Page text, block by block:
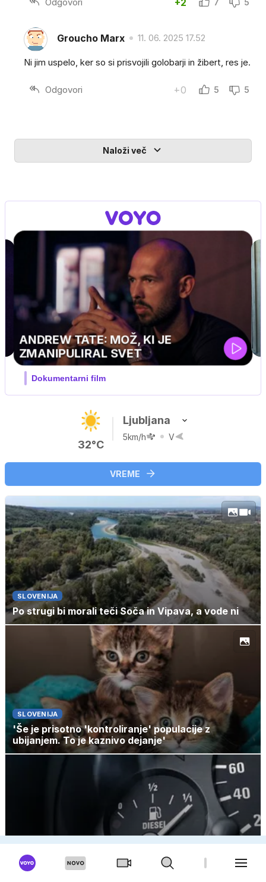
7 5
Groucho Marx 11. 06. 2025 17.52
Ni jim uspelo, ker so si prisvojili golobarji in žibert, res je.
Odgovori +0 5 5
Naloži več
MOJ PRIJATELJ PINGVIN
Film meseca / družinski, pustolovski
32°C
Ljubljana
5km/h V
VREME
SLOVENIJA
Po strugi bi morali teči Soča in Vipava, a vode ni
SLOVENIJA
'Še je prisotno 'kontroliranje' populacije z
ubijanjem. To je kaznivo dejanje'
GOSPODARSTVO
Goriva bi se lahko občutno pocenila: dizel tudi za
več kot 10 centov